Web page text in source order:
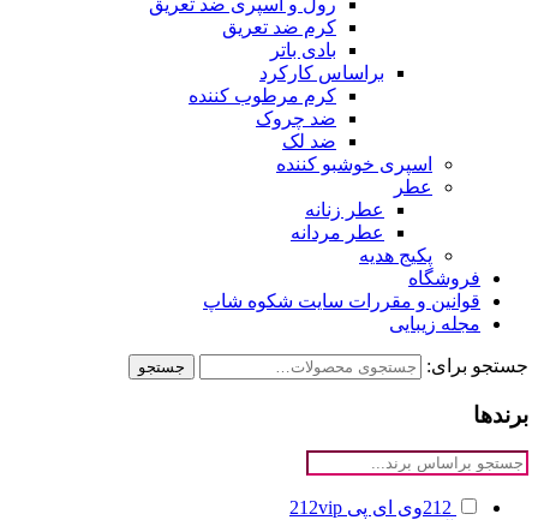
رول و اسپری ضد تعریق
کرم ضد تعریق
بادی باتر
براساس کارکرد
کرم مرطوب کننده
ضد چروک
ضد لک
اسپری خوشبو کننده
عطر
عطر زنانه
عطر مردانه
پکیج هدیه
فروشگاه
قوانین و مقررات سایت شکوه شاپ
مجله زیبایی
جستجو برای: جستجو
برندها
212وی ای پی
212vip